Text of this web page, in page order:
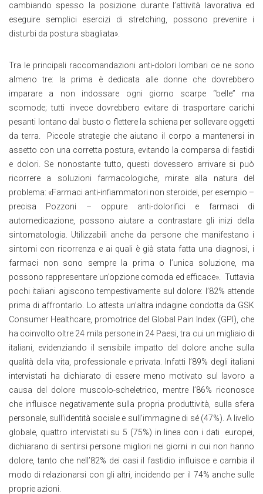
cambiando spesso la posizione durante l’attività lavorativa ed
eseguire semplici esercizi di stretching, possono prevenire i
disturbi da postura sbagliata».
Tra le principali raccomandazioni anti-dolori lombari ce ne sono
almeno tre: la prima è dedicata alle donne che dovrebbero
imparare a non indossare ogni giorno scarpe “belle” ma
scomode; tutti invece dovrebbero evitare di trasportare carichi
pesanti lontano dal busto o flettere la schiena per sollevare oggetti
da terra. Piccole strategie che aiutano il corpo a mantenersi in
assetto con una corretta postura, evitando la comparsa di fastidi
e dolori. Se nonostante tutto, questi dovessero arrivare si può
ricorrere a soluzioni farmacologiche, mirate alla natura del
problema: «Farmaci anti-infiammatori non steroidei, per esempio –
precisa Pozzoni – oppure anti-dolorifici e farmaci di
automedicazione, possono aiutare a contrastare gli inizi della
sintomatologia. Utilizzabili anche da persone che manifestano i
sintomi con ricorrenza e ai quali è già stata fatta una diagnosi, i
farmaci non sono sempre la prima o l’unica soluzione, ma
possono rappresentare un’opzione comoda ed efficace». Tuttavia
pochi italiani agiscono tempestivamente sul dolore: l’82% attende
prima di affrontarlo. Lo attesta un’altra indagine condotta da GSK
Consumer Healthcare, promotrice del Global Pain Index (GPI), che
ha coinvolto oltre 24 mila persone in 24 Paesi, tra cui un migliaio di
italiani, evidenziando il sensibile impatto del dolore anche sulla
qualità della vita, professionale e privata. Infatti l’89% degli italiani
intervistati ha dichiarato di essere meno motivato sul lavoro a
causa del dolore muscolo-scheletrico, mentre l’86% riconosce
che influisce negativamente sulla propria produttività, sulla sfera
personale, sull’identità sociale e sull’immagine di sé (47%). A livello
globale, quattro intervistati su 5 (75%) in linea con i dati europei,
dichiarano di sentirsi persone migliori nei giorni in cui non hanno
dolore, tanto che nell’82% dei casi il fastidio influisce e cambia il
modo di relazionarsi con gli altri, incidendo per il 74% anche sulle
proprie azioni.